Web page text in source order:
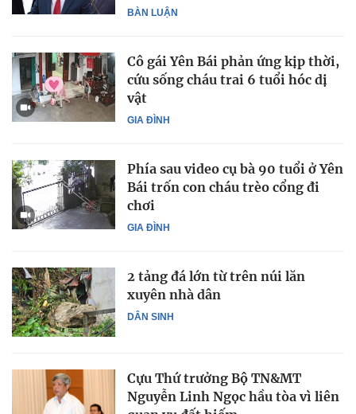
BÀN LUẬN
GIA ĐÌNH
Cô gái Yên Bái phản ứng kịp thời,
cứu sống cháu trai 6 tuổi hóc dị
vật
GIA ĐÌNH
Phía sau video cụ bà 90 tuổi ở Yên
Bái trốn con cháu trèo cổng đi
chơi
DÂN SINH
2 tảng đá lớn từ trên núi lăn
xuyên nhà dân
Cựu Thứ trưởng Bộ TN&MT
Nguyễn Linh Ngọc hầu tòa vì liên